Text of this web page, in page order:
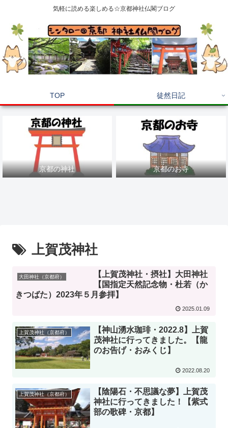
気軽に読める楽しめる☆京都神社仏閣ブログ
TOP 徒然日記
京都の神社 京都のお寺
上賀茂神社
大田神社（京都府）
【上賀茂神社・摂社】大田神社
【国指定天然記念物・杜若（か
きつばた）2023年５月参拝】
2025.01.09
上賀茂神社（京都府）
【神山湧水珈琲・2022.8】上賀
茂神社に行ってきました。【龍
のお告げ・おみくじ】
2022.08.20
上賀茂神社（京都府）
【陰陽石・不思議な夢】上賀茂
神社に行ってきました！【紫式
部の歌碑・京都】